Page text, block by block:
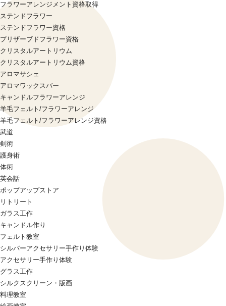
フラワーアレンジメント資格取得
ステンドフラワー
ステンドフラワー資格
プリザーブドフラワー資格
クリスタルアートリウム
クリスタルアートリウム資格
アロマサシェ
アロマワックスバー
キャンドルフラワーアレンジ
羊毛フェルト/フラワーアレンジ
羊毛フェルト/フラワーアレンジ資格
武道
剣術
護身術
体術
英会話
ポップアップストア
リトリート
ガラス工作
キャンドル作り
フェルト教室
シルバーアクセサリー手作り体験
アクセサリー手作り体験
グラス工作
シルクスクリーン・版画
料理教室